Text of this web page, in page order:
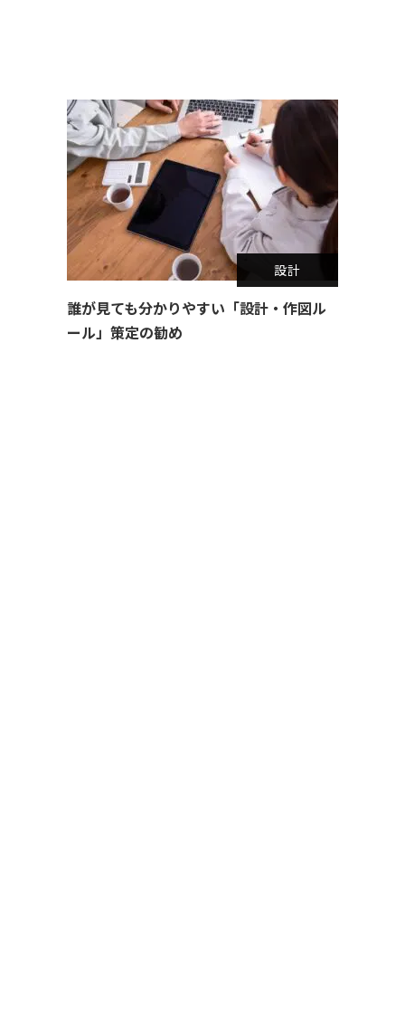
設計
誰が見ても分かりやすい「設計・作図ル
ール」策定の勧め